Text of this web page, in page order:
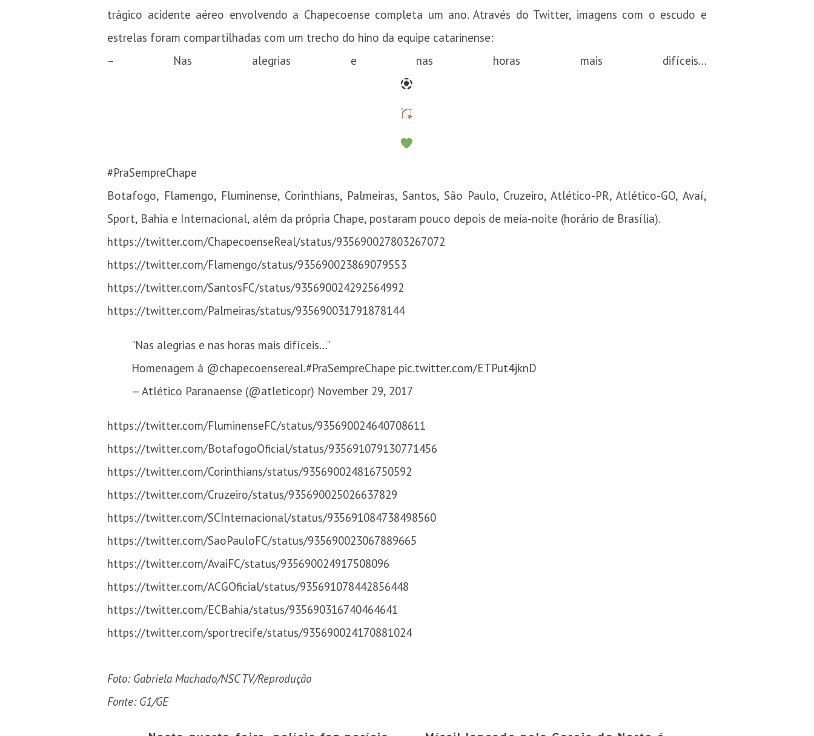
trágico acidente aéreo envolvendo a Chapecoense completa um ano. Através do Twitter, imagens com o escudo e
estrelas foram compartilhadas com um trecho do hino da equipe catarinense:
– Nas alegrias e nas horas mais difíceis…
#PraSempreChape
Botafogo, Flamengo, Fluminense, Corinthians, Palmeiras, Santos, São Paulo, Cruzeiro, Atlético-PR, Atlético-GO, Avaí,
Sport, Bahia e Internacional, além da própria Chape, postaram pouco depois de meia-noite (horário de Brasília).
https://twitter.com/ChapecoenseReal/status/935690027803267072
https://twitter.com/Flamengo/status/935690023869079553
https://twitter.com/SantosFC/status/935690024292564992
https://twitter.com/Palmeiras/status/935690031791878144
"Nas alegrias e nas horas mais difíceis…"
Homenagem à @chapecoensereal.#PraSempreChape pic.twitter.com/ETPut4jknD
— Atlético Paranaense (@atleticopr) November 29, 2017
https://twitter.com/FluminenseFC/status/935690024640708611
https://twitter.com/BotafogoOficial/status/935691079130771456
https://twitter.com/Corinthians/status/935690024816750592
https://twitter.com/Cruzeiro/status/935690025026637829
https://twitter.com/SCInternacional/status/935691084738498560
https://twitter.com/SaoPauloFC/status/935690023067889665
https://twitter.com/AvaiFC/status/935690024917508096
https://twitter.com/ACGOficial/status/935691078442856448
https://twitter.com/ECBahia/status/935690316740464641
https://twitter.com/sportrecife/status/935690024170881024
Foto: Gabriela Machado/NSC TV/Reprodução
Fonte: G1/GE